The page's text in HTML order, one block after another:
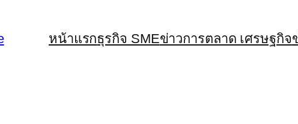
หน้าแรกธุรกิจ SMEข่าวการตลาด เศรษฐกิจ